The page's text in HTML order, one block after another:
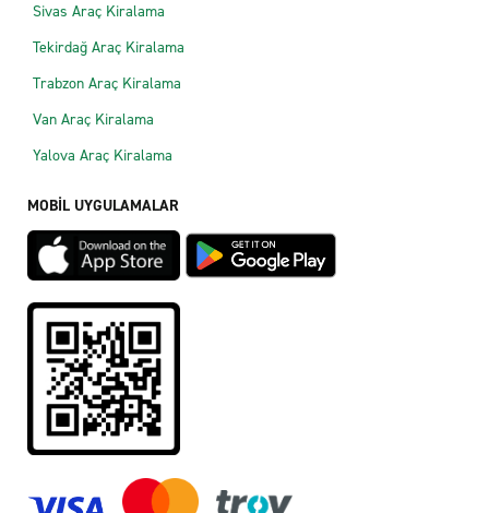
Sivas Araç Kiralama
Tekirdağ Araç Kiralama
Trabzon Araç Kiralama
Van Araç Kiralama
Yalova Araç Kiralama
MOBİL UYGULAMALAR